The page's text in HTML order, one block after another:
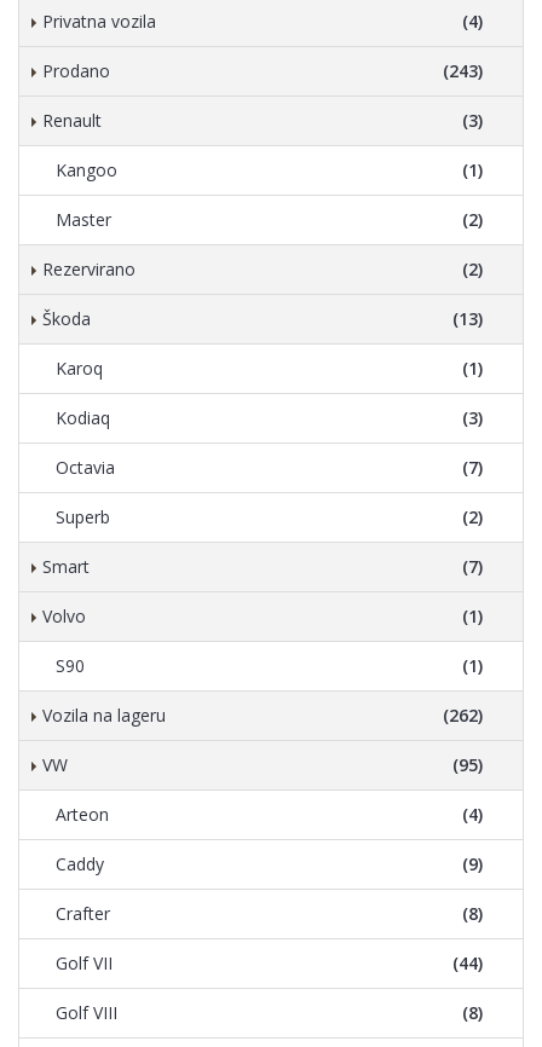
Privatna vozila (4)
Prodano (243)
Renault (3)
Kangoo (1)
Master (2)
Rezervirano (2)
Škoda (13)
Karoq (1)
Kodiaq (3)
Octavia (7)
Superb (2)
Smart (7)
Volvo (1)
S90 (1)
Vozila na lageru (262)
VW (95)
Arteon (4)
Caddy (9)
Crafter (8)
Golf VII (44)
Golf VIII (8)